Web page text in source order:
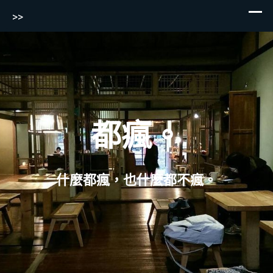
to
content
>>
都瘋。
什麼都瘋，也什麼都不瘋。